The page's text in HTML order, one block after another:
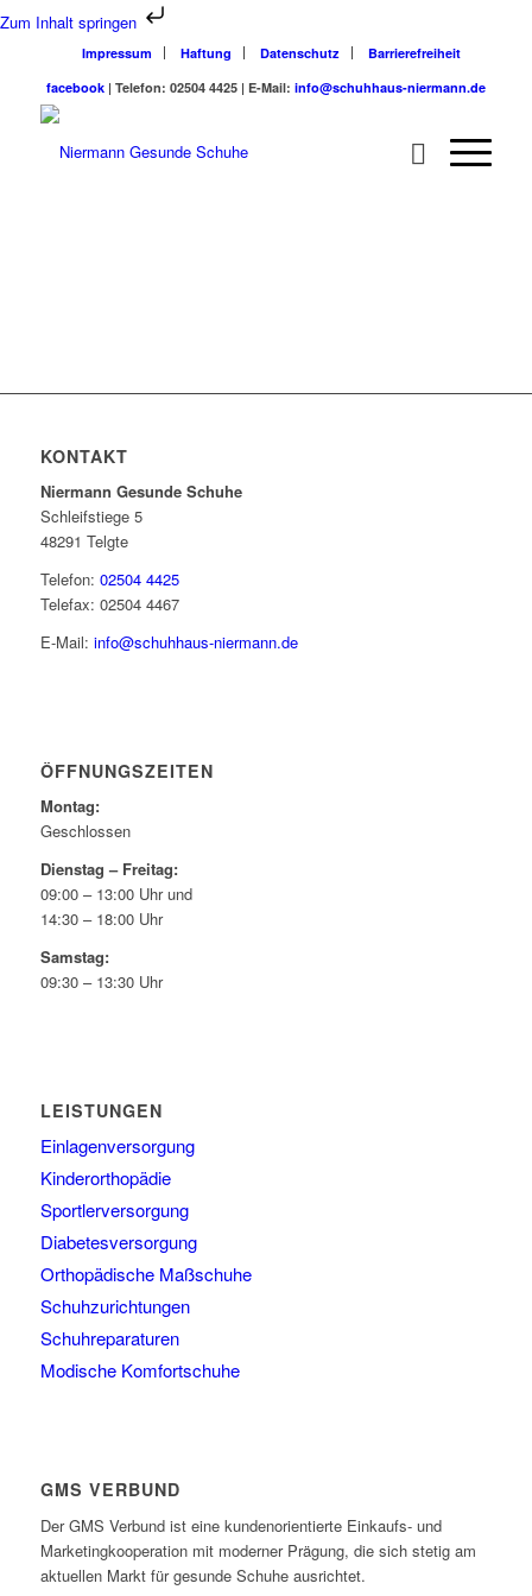
Zum Inhalt springen
Impressum Haftung Datenschutz
Barrierefreiheit
facebook| Telefon: 02504 4425 | E-Mail: info@schuhhaus-niermann.de
KONTAKT
Niermann Gesunde Schuhe
Schleifstiege 5
48291 Telgte
Telefon: 02504 4425
Telefax: 02504 4467
E-Mail: info@schuhhaus-niermann.de
ÖFFNUNGSZEITEN
Montag:
Geschlossen
Dienstag – Freitag:
09:00 – 13:00 Uhr und
14:30 – 18:00 Uhr
Samstag:
09:30 – 13:30 Uhr
LEISTUNGEN
Einlagenversorgung
Kinderorthopädie
Sportlerversorgung
Diabetesversorgung
Orthopädische Maßschuhe
Schuhzurichtungen
Schuhreparaturen
Modische Komfortschuhe
GMS VERBUND
Der GMS Verbund ist eine kundenorientierte Einkaufs- und
Marketingkooperation mit moderner Prägung, die sich stetig am
aktuellen Markt für gesunde Schuhe ausrichtet.